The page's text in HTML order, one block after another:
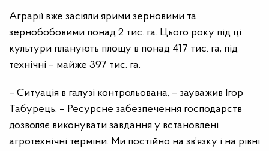
Аграрії вже засіяли ярими зерновими та
зернобобовими понад 2 тис. га. Цього року під ці
культури планують площу в понад 417 тис. га, під
технічні – майже 397 тис. га.
– Ситуація в галузі контрольована, – зауважив Ігор
Табурець. – Ресурсне забезпечення господарств
дозволяє виконувати завдання у встановлені
агротехнічні терміни. Ми постійно на зв’язку і на рівні